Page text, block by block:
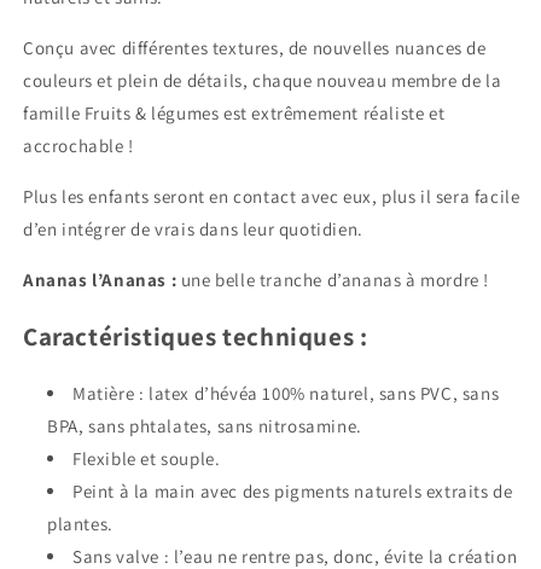
Conçu avec différentes textures, de nouvelles nuances de
couleurs et plein de détails, chaque nouveau membre de la
famille Fruits & légumes est extrêmement réaliste et
accrochable !
Plus les enfants seront en contact avec eux, plus il sera facile
d’en intégrer de vrais dans leur quotidien.
Ananas l’Ananas : une belle tranche d’ananas à mordre !
Caractéristiques techniques :
Matière : latex d’hévéa 100% naturel, sans PVC, sans
BPA, sans phtalates, sans nitrosamine.
Flexible et souple.
Peint à la main avec des pigments naturels extraits de
plantes.
Sans valve : l’eau ne rentre pas, donc, évite la création